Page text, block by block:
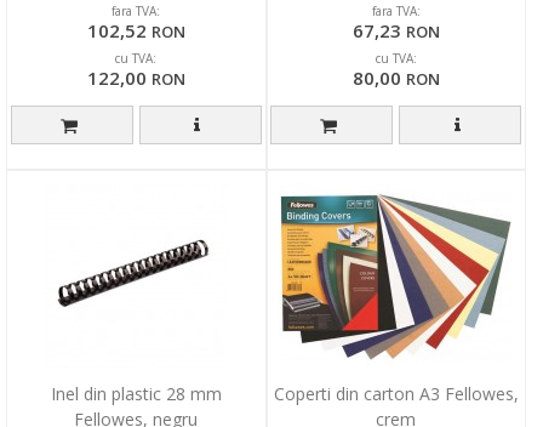
fara TVA:
102,52 RON
cu TVA:
122,00 RON
fara TVA:
67,23 RON
cu TVA:
80,00 RON
Inel din plastic 28 mm
Fellowes, negru
Coperti din carton A3 Fellowes,
crem